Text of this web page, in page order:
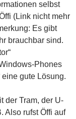
selbst
(Link nicht mehr
Es gibt
brauchbar sind.
Phones
eine gute Lösung.
der Tram, der U-
Also rufst Öffi auf